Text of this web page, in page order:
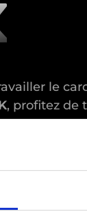
le
, profitez de